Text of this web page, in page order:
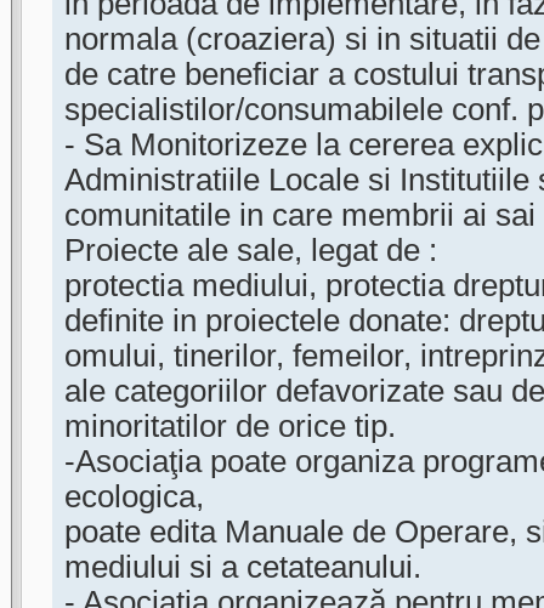
normala (croaziera) si in situatii
de catre beneficiar a costului
specialistilor/consumabilele conf.
- Sa Monitorizeze la cererea
Administratiile Locale si Institutiile
comunitatile in care membrii ai
Proiecte ale sale, legat de :
protectia mediului, protectia
definite in proiectele donate:
omului, tinerilor, femeilor,
ale categoriilor defavorizate sau
minoritatilor de orice tip.
-Asociaţia poate organiza
ecologica,
poate edita Manuale de Operare,
mediului si a cetateanului.